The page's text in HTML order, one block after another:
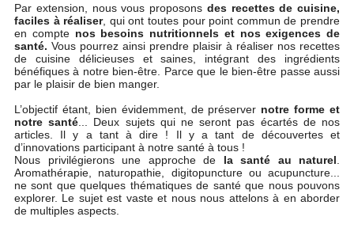
Par extension, nous vous proposons des recettes de cuisine,
faciles à réaliser, qui ont toutes pour point commun de prendre
en compte nos besoins nutritionnels et nos exigences de
santé. Vous pourrez ainsi prendre plaisir à réaliser nos recettes
de cuisine délicieuses et saines, intégrant des ingrédients
bénéfiques à notre bien-être. Parce que le bien-être passe aussi
par le plaisir de bien manger.
L’objectif étant, bien évidemment, de préserver notre forme et
notre santé ... Deux sujets qui ne seront pas écartés de nos
articles. Il y a tant à dire ! Il y a tant de découvertes et
d’innovations participant à notre santé à tous !
Nous privilégierons une approche de la santé au naturel
Aromathérapie, naturopathie, digitopuncture ou acupuncture...
ne sont que quelques thématiques de santé que nous pouvons
explorer. Le sujet est vaste et nous nous attelons à en aborder
de multiples aspects.